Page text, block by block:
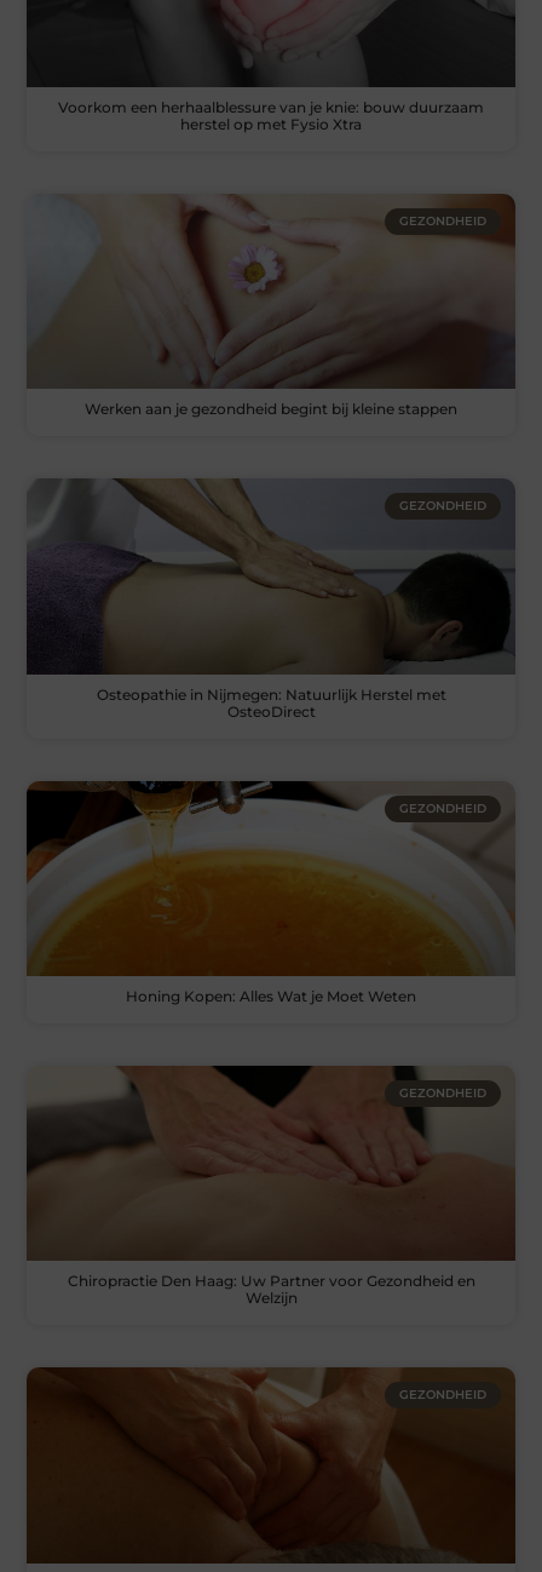
Voorkom een herhaalblessure van je knie: bouw duurzaam
herstel op met Fysio Xtra
GEZONDHEID
Werken aan je gezondheid begint bij kleine stappen
GEZONDHEID
Osteopathie in Nijmegen: Natuurlijk Herstel met
OsteoDirect
GEZONDHEID
Honing Kopen: Alles Wat je Moet Weten
GEZONDHEID
Chiropractie Den Haag: Uw Partner voor Gezondheid en
Welzijn
GEZONDHEID